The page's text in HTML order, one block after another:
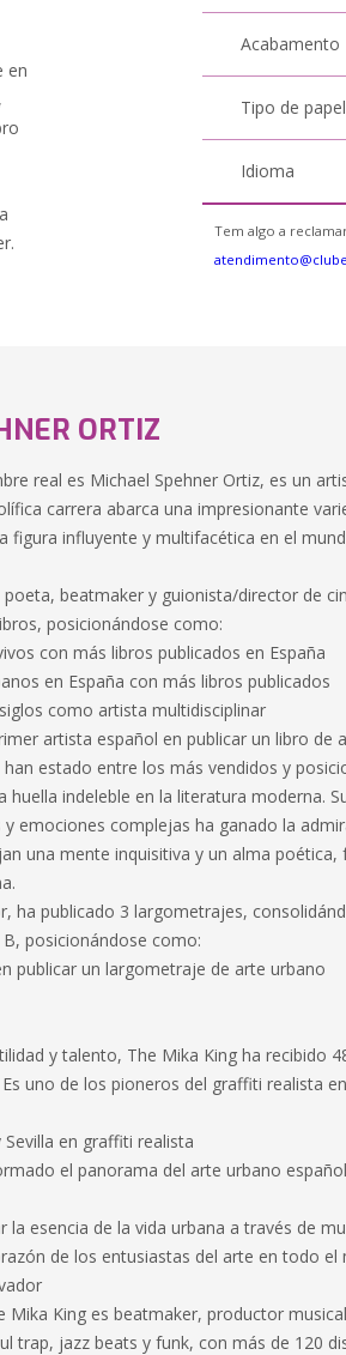
en
Acabamento
Tipo de papel
Idioma
Tem algo a
ORTIZ
real es Michael Spehner Ortiz, es un
carrera abarca una impresionante
figura influyente y multifacética en el
beatmaker y guionista/director de
posicionándose como:
con más libros publicados en España
en España con más libros publicados
como artista multidisciplinar
artista español en publicar un libro
estado entre los más vendidos y
indeleble en la literatura moderna.
emociones complejas ha ganado la
una mente inquisitiva y un alma poética,
ha publicado 3 largometrajes,
posicionándose como:
publicar un largometraje de arte urbano
y talento, The Mika King ha recibido
uno de los pioneros del graffiti realista
en graffiti realista
el panorama del arte urbano
la esencia de la vida urbana a través de
de los entusiastas del arte en todo el
Mika King es beatmaker, productor
trap, jazz beats y funk, con más de 120